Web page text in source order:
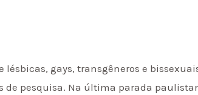
lésbicas, gays, transgêneros e
de pesquisa. Na última parada